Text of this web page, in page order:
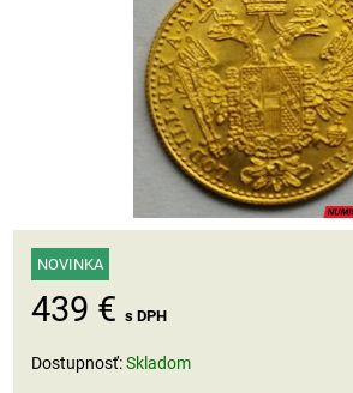
NOVINKA
439 € s DPH
Dostupnosť:Skladom